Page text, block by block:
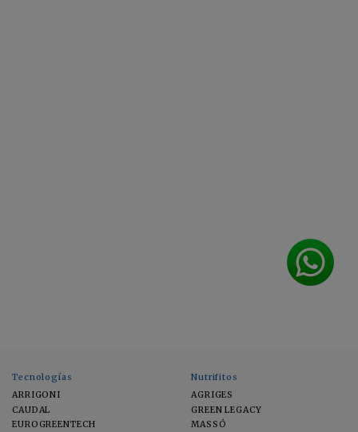
Tecnologías
ARRIGONI
CAUDAL
EUROGREENTECH
Nutrifitos
AGRIGES
GREEN LEGACY
MASSÓ